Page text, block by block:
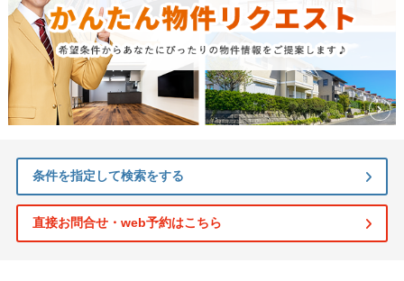
条件を指定して検索をする
直接お問合せ・web予約はこちら